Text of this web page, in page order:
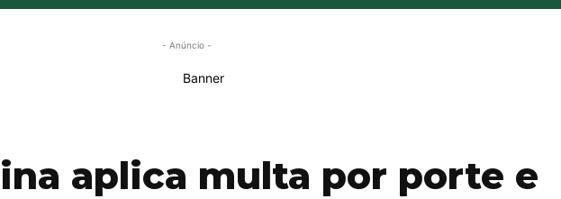
- Anúncio -
aplica multa por porte e